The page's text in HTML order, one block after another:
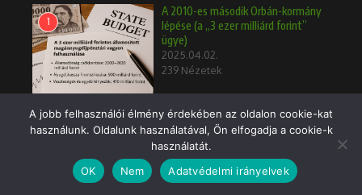
1
A 2010-es második Orbán-kormány
lépése (a „3 ezer milliárd forint”
ügye)
2025.04.02.
239 Nézetek
TB önkormányzatok vagyon
einstand 1998
2025.04.02.
A jobb felhasználói élmény érdekében az oldalon cookie-kat
használunk. Oldalunk használatával, Ön elfogadja a cookie-k
használatát.
OK
Nem Adatvédelmi irányelvek